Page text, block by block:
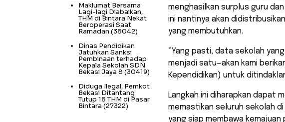
menghasilkan surplus guru
ini nantinya akan
yang membutuhkan.
​”Yang pasti, data sekolah
menjadi satu—akan kami
Kependidikan) untuk
​Langkah ini diharapkan dapat
memastikan seluruh sekolah
yang siap membawa kemajuan
Maklumat Bersama
Lagi-lagi Diabaikan,
THM di Bintara Nekat
Beroperasi Saat
Ramadan (38042)
Dinas Pendidikan
Jatuhkan Sanksi
Pembinaan terhadap
Kepala Sekolah SDN
Bekasi Jaya 8 (30419)
Diduga Ilegal, Pemkot
Bekasi Ditantang
Tutup 18 THM di Pasar
Bintara (27322)